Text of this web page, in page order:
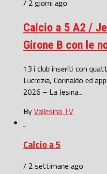
/ 2 giorni ago
Calcio a 5 A2 /
Girone B con le
13 i club inseriti con
Lucrezia, Corinaldo ed
2026 – La Jesina...
ByVallesina TV
Calcio a 5
/ 2 settimane ago